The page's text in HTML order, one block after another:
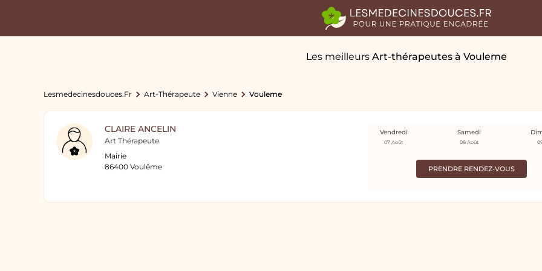
Les meilleurs Art-thérapeutes à Vouleme
Lesmedecinesdouces.fr Art-Thérapeute Vienne Vouleme
CLAIRE ANCELIN
Art Thérapeute
Mairie
86400 Voulême
PRENDRE RENDEZ-VOUS
Vendredi
07 Août
Samedi
08 Août